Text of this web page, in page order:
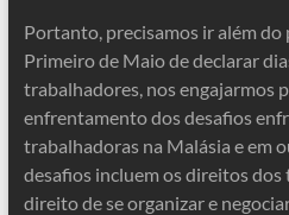
Portanto, precisamos ir além
Primeiro de Maio de declarar
trabalhadores, nos engajarmos
enfrentamento dos desafios
trabalhadoras na Malásia e em
desafios incluem os direitos
direito de se organizar e